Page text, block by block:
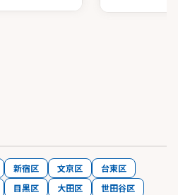
新宿区 文京区
台東区
目黒区 大田区
世田谷区